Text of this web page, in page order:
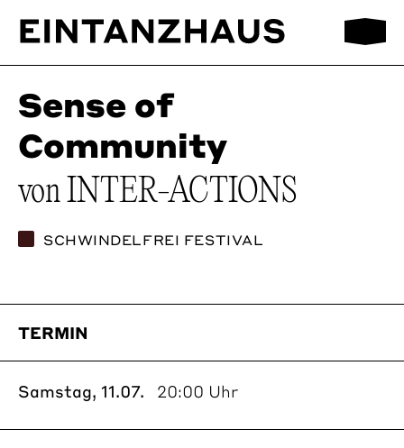
EinTanzHaus e.V.
Sense of
Community
von INTER-ACTIONS
SCHWINDELFREI FESTIVAL
TERMIN
Samstag, 11.07. 20:00 Uhr